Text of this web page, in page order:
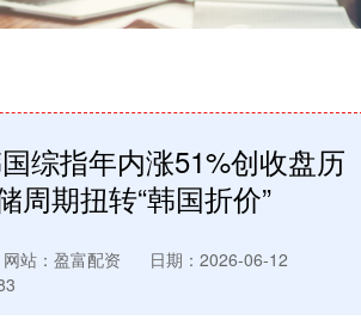
综指年内涨51%创收盘历
周期扭转“韩国折价”
网站：盈富配资
日期：2026-06-12